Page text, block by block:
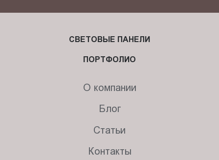
СВЕТОВЫЕ ПАНЕЛИ
ПОРТФОЛИО
О компании
Блог
Статьи
Контакты